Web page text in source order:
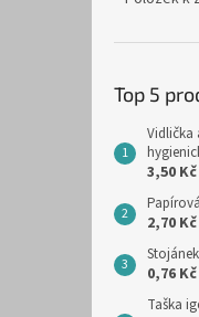
Top 5
Vidlička
3,50 Kč
2,70 Kč
0,76 Kč
Taška